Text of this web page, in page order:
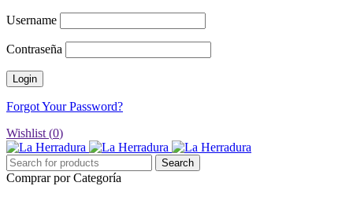
Username
Contraseña
Forgot Your Password?
Wishlist (0)
Comprar por Categoría